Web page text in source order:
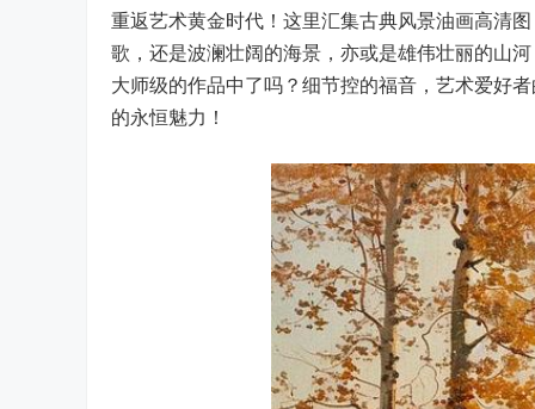
重返艺术黄金时代！这里汇集古典风景油画高清
歌，还是波澜壮阔的海景，亦或是雄伟壮丽的山
大师级的作品中了吗？细节控的福音，艺术爱好
的永恒魅力！